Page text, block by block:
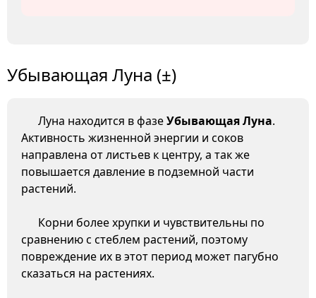
Убывающая Луна (±)
Луна находится в фазеУбывающая Луна.
Активность жизненной энергии и соков
направлена от листьев к центру, а так же
повышается давление в подземной части
растений.
Корни более хрупки и чувствительны по
сравнению с стеблем растений, поэтому
повреждение их в этот период может пагубно
сказаться на растениях.